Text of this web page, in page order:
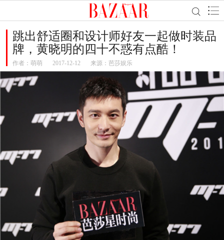
跳出舒适圈和设计师好友一起做时装品
牌，黄晓明的四十不惑有点酷！
作者： 萌萌 2017-12-12 来源：芭莎娱乐